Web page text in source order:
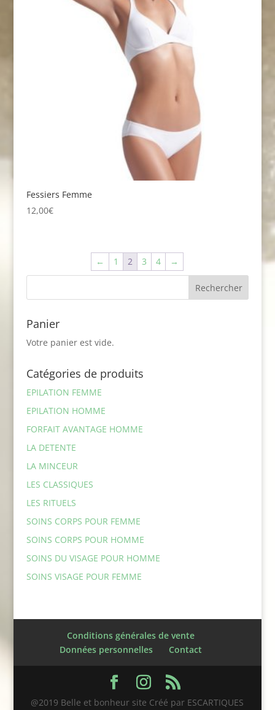
Fessiers Femme
12,00€
← 1 2 3 4 →
Panier
Votre panier est vide.
Catégories de produits
EPILATION FEMME
EPILATION HOMME
FORFAIT AVANTAGE HOMME
LA DETENTE
LA MINCEUR
LES CLASSIQUES
LES RITUELS
SOINS CORPS POUR FEMME
SOINS CORPS POUR HOMME
SOINS DU VISAGE POUR HOMME
SOINS VISAGE POUR FEMME
Conditions générales de vente
Données personnelles
Contact
@2019 Belle et bonheur site Créé par ESCARTIQUES